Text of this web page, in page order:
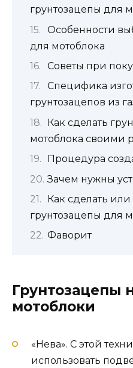
грунтозацепы для
Особенности
для мотоблока
Советы при
Специфика
грунтозацепов из
Как сделать
мотоблока своими
Процедура
Зачем нужны
Как сделать
грунтозацепы для
Фаворит
Грунтозацепы
мотоблоки
«Нева». С этой
использовать